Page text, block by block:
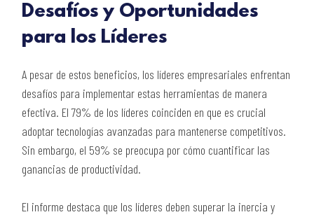
Desafíos y Oportunidades
para los Líderes
A pesar de estos beneficios, los líderes empresariales enfrentan
desafíos para implementar estas herramientas de manera
efectiva. El 79% de los líderes coinciden en que es crucial
adoptar tecnologías avanzadas para mantenerse competitivos.
Sin embargo, el 59% se preocupa por cómo cuantificar las
ganancias de productividad.
El informe destaca que los líderes deben superar la inercia y